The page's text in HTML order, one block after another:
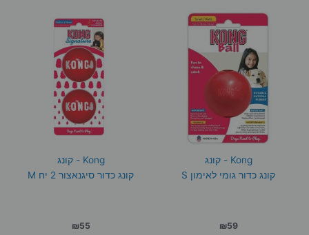
Kong - קונג
קונג כדור גומי לאימון S
₪59
Kong - קונג
קונג כדור סיגנאצור 2 יח M
₪55